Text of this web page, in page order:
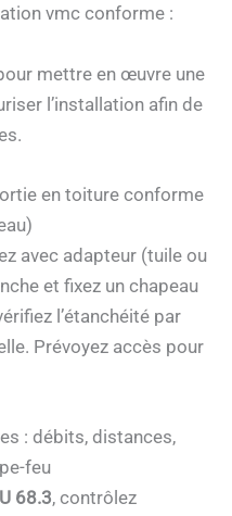
vmc conforme :
mettre en œuvre une
l’installation afin de
en toiture conforme
avec adapteur (tuile ou
et fixez un chapeau
l’étanchéité par
Prévoyez accès pour
: débits, distances,
feu
68.3, contrôlez